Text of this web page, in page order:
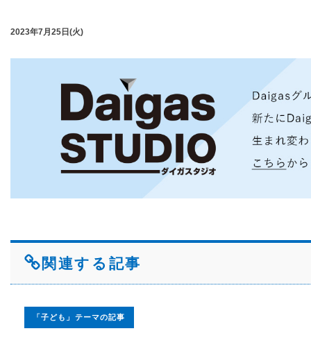
2023年7月25日(火)
関連する記事
「子ども」テーマの記事